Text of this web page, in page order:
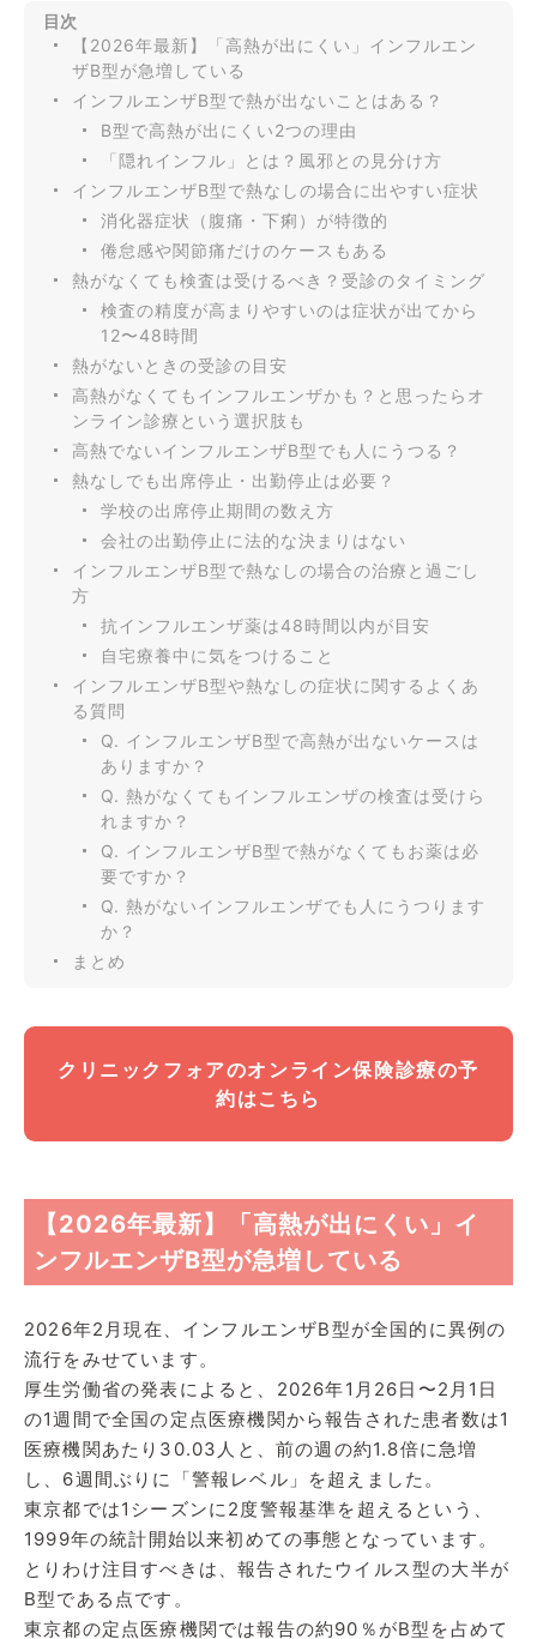
目次
【2026年最新】「高熱が出にくい」インフルエン
ザB型が急増している
インフルエンザB型で熱が出ないことはある？
B型で高熱が出にくい2つの理由
「隠れインフル」とは？風邪との見分け方
インフルエンザB型で熱なしの場合に出やすい症状
消化器症状（腹痛・下痢）が特徴的
倦怠感や関節痛だけのケースもある
熱がなくても検査は受けるべき？受診のタイミング
検査の精度が高まりやすいのは症状が出てから
12〜48時間
熱がないときの受診の目安
高熱がなくてもインフルエンザかも？と思ったらオ
ンライン診療という選択肢も
高熱でないインフルエンザB型でも人にうつる？
熱なしでも出席停止・出勤停止は必要？
学校の出席停止期間の数え方
会社の出勤停止に法的な決まりはない
インフルエンザB型で熱なしの場合の治療と過ごし
方
抗インフルエンザ薬は48時間以内が目安
自宅療養中に気をつけること
インフルエンザB型や熱なしの症状に関するよくあ
る質問
Q. インフルエンザB型で高熱が出ないケースは
ありますか？
Q. 熱がなくてもインフルエンザの検査は受けら
れますか？
Q. インフルエンザB型で熱がなくてもお薬は必
要ですか？
Q. 熱がないインフルエンザでも人にうつります
か？
まとめ
クリニックフォアのオンライン保険診療の予
約はこちら
【2026年最新】「高熱が出にくい」イ
ンフルエンザB型が急増している
2026年2月現在、インフルエンザB型が全国的に異例の
流行をみせています。
厚生労働省の発表によると、2026年1月26日〜2月1日
の1週間で全国の定点医療機関から報告された患者数は1
医療機関あたり30.03人と、前の週の約1.8倍に急増
し、6週間ぶりに「警報レベル」を超えました。
東京都では1シーズンに2度警報基準を超えるという、
1999年の統計開始以来初めての事態となっています。
とりわけ注目すべきは、報告されたウイルス型の大半が
B型である点です。
東京都の定点医療機関では報告の約90％がB型を占めて